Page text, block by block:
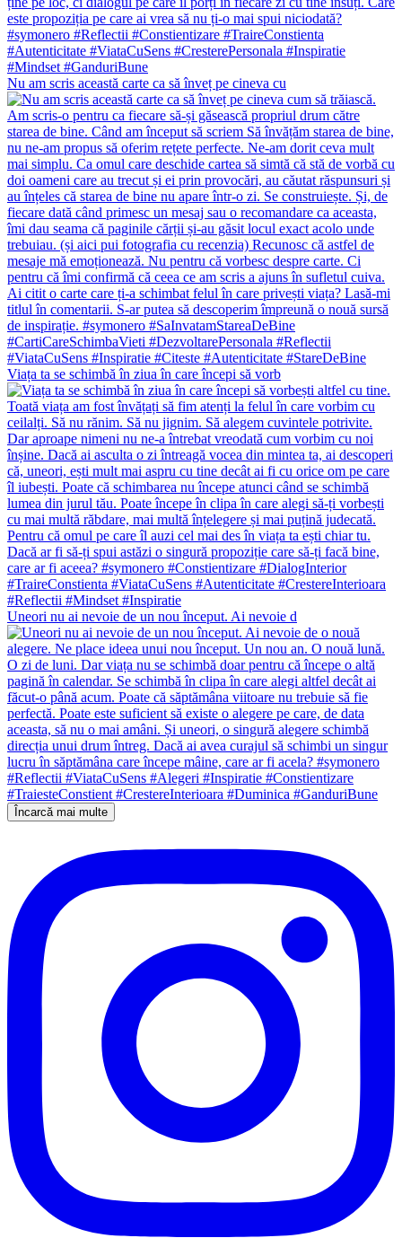
Nu am scris această carte ca să înveț pe cineva cu
Viața ta se schimbă în ziua în care începi să vorb
Uneori nu ai nevoie de un nou început. Ai nevoie d
Încarcă mai multe